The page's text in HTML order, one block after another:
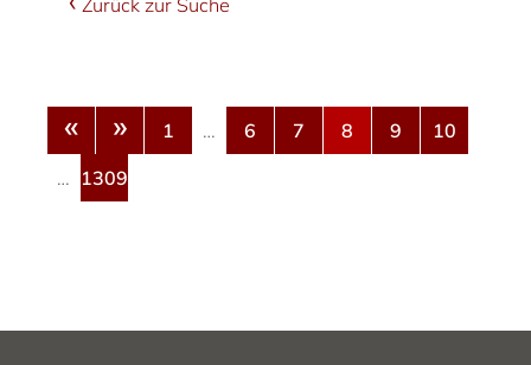
Zurück zur Suche
« » 1 … 6 7 8 9
10
… 1309